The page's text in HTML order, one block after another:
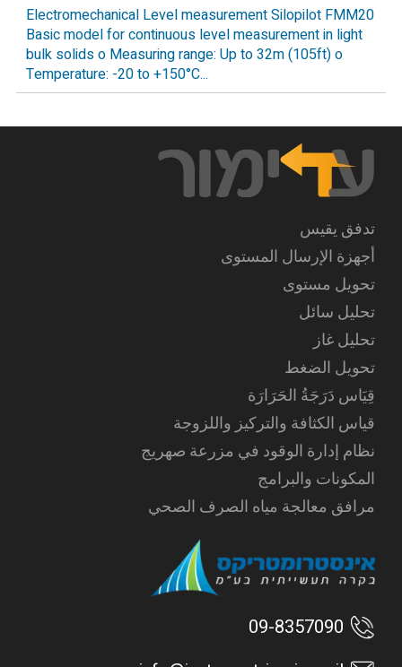
Electromechanical Level measurement Silopilot FMM20
Basic model for continuous level measurement in light
bulk solids o Measuring range: Up to 32m (105ft) o
Temperature: -20 to +150°C...
تدفق يقيس
أجهزة الإرسال المستوى
تحويل مستوى
تحليل سائل
تحليل غاز
تحويل الضغط
قِيَاس دَرَجَةُ الحَرَارَة
قياس الكثافة والتركيز واللزوجة
نظام إدارة الوقود في مزرعة صهريج
المكونات والبرامج
مرافق معالجة مياه الصرف الصحي
09-8357090